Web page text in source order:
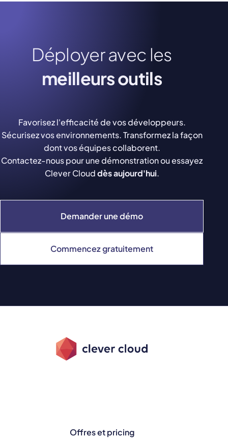
Déployer avec les
meilleurs outils
Demander une démo
Commencez gratuitement
Favorisez l'efficacité de vos développeurs.
Sécurisez vos environnements. Transformez la façon
dont vos équipes collaborent.
Contactez-nous pour une démonstration ou essayez
Clever Clouddès aujourd'hui.
Offres et pricing